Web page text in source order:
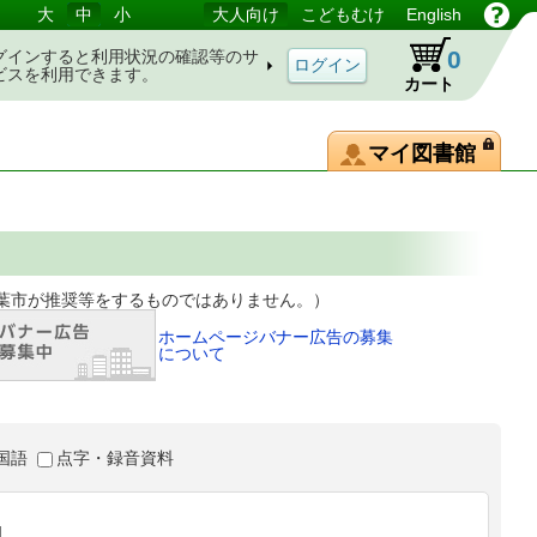
大 中 小 大人向け こどもむけ English
インすると利用状況の確認等のサ
スを利用できます。
カート
0
マイ図書館
するものではありません。）
ホームページバナー広告の募集
について
語 点字・録音資料